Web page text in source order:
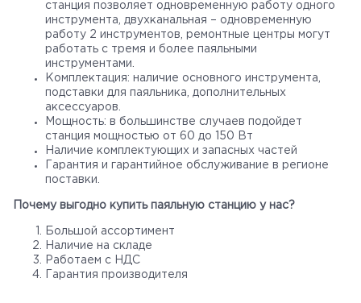
станция позволяет одновременную работу одного
инструмента, двухканальная – одновременную
работу 2 инструментов, ремонтные центры могут
работать с тремя и более паяльными
инструментами.
Комплектация: наличие основного инструмента,
подставки для паяльника, дополнительных
аксессуаров.
Мощность: в большинстве случаев подойдет
станция мощностью от 60 до 150 Вт
Наличие комплектующих и запасных частей
Гарантия и гарантийное обслуживание в регионе
поставки.
Почему выгодно купить паяльную станцию у нас?
Большой ассортимент
Наличие на складе
Работаем с НДС
Гарантия производителя
Главная
Каталог
Доставка
Контакты